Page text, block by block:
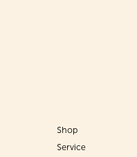
Shop
Service